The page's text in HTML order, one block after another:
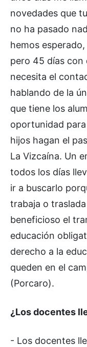
novedades que
no ha pasado
hemos
pero 45 días con
necesita el
hablando de la
que tiene los
oportunidad
hijos hagan el
La Vizcaína. Un
todos los días
ir a buscarlo
trabaja o
beneficioso el
educación
derecho a la
queden en el
(Porcaro).
¿Los docentes
- Los docentes